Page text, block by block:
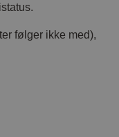
følger ikke med),